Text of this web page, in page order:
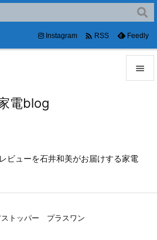
電blog
ビューを石井和美がお届けする家電


前へ
次へ
Instagram  RSS Feedly
トッパー プラスワン